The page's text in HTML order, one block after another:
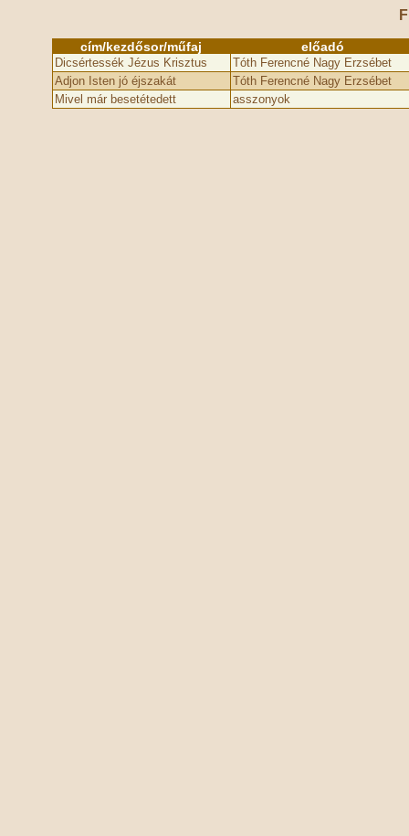
cím/kezdősor/műfaj előadó
Dicsértessék Jézus Krisztus
Tóth Ferencné Nagy Erzsébet
Adjon Isten jó éjszakát
Tóth Ferencné Nagy Erzsébet
Mivel már besetétedett
asszonyok